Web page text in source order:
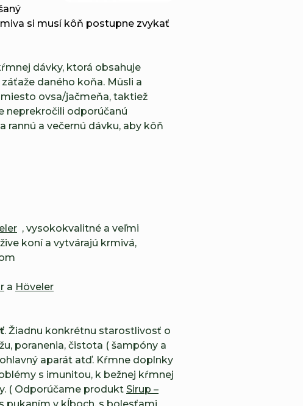
si musí kôň postupne zvykať
dávky, ktorá obsahuje
daného koňa. Müsli a
ovsa/jačmeňa, taktiež
neprekročili odporúčanú
a večernú dávku, aby kôň
, vysokokvalitné a veľmi
koní a vytvárajú krmivá,
a Höveler
. Žiadnu konkrétnu starostlivosť o
poranenia, čistota ( šampóny a
aparát atď. Kŕmne doplnky
s imunitou, k bežnej kŕmnej
( Odporúčame produkt Sirup –